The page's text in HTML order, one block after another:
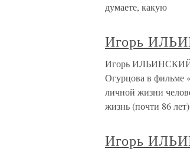
думаете, какую
Игорь
Игорь ИЛЬИНСКИЙ
Огурцова в фильме
личной жизни
жизнь (почти 86 лет)
Игорь